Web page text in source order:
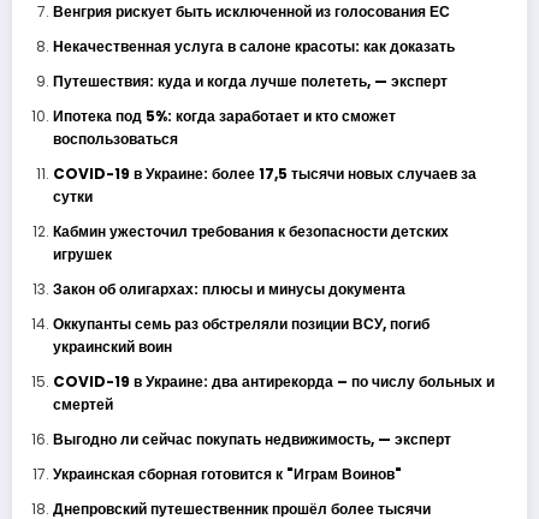
Венгрия рискует быть исключенной из голосования ЕС
Некачественная услуга в салоне красоты: как доказать
Путешествия: куда и когда лучше полететь, — эксперт
Ипотека под 5%: когда заработает и кто сможет
воспользоваться
COVID-19 в Украине: более 17,5 тысячи новых случаев за
сутки
Кабмин ужесточил требования к безопасности детских
игрушек
Закон об олигархах: плюсы и минусы документа
Оккупанты семь раз обстреляли позиции ВСУ, погиб
украинский воин
COVID-19 в Украине: два антирекорда – по числу больных и
смертей
Выгодно ли сейчас покупать недвижимость, — эксперт
Украинская сборная готовится к "Играм Воинов"
Днепровский путешественник прошёл более тысячи